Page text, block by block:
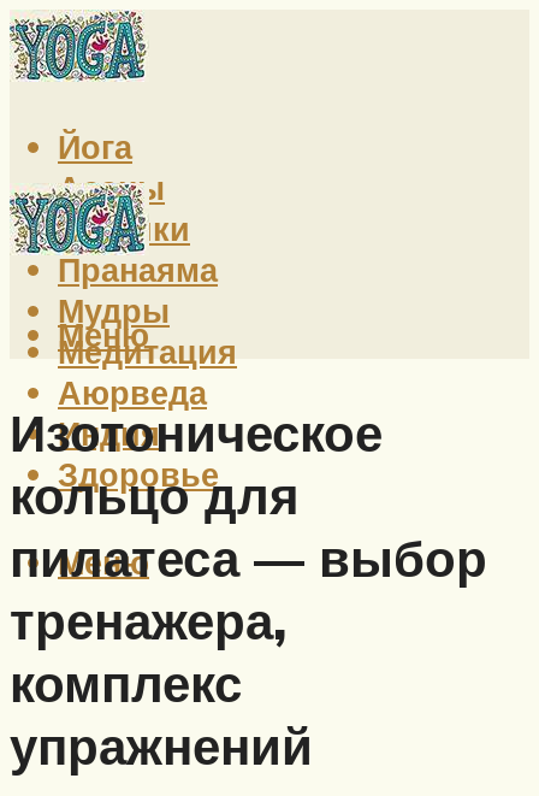
Йога
Асаны
Техники
Пранаяма
Мудры
Медитация
Аюрведа
Индия
Здоровье
Меню
Меню
Изотоническое
кольцо для
пилатеса — выбор
тренажера,
комплекс
упражнений